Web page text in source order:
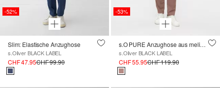
-52%
Slim: Elastische Anzughose
s.Oliver BLACK LABEL
CHF 47.95CHF 99.90
-53%
s.O PURE Anzughose aus meliertem Stretchgewebe
s.Oliver BLACK LABEL
CHF 55.95CHF 119.90